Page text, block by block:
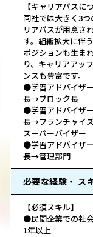
【キャリアパスに
同社では大きく3つ
リアパスが用意さ
す。組織拡大に伴
ポジションも生ま
り、キャリアアッ
ンスも豊富です。
●学習アドバイザ
長→ブロック長
●学習アドバイザ
長→フランチャイ
スーパーバイザー
●学習アドバイザ
長→管理部門
必要な経験・ ス
【必須スキル】
●民間企業での社
1年以上